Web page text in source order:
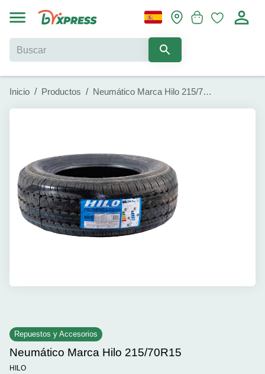
Inicio / Productos / Neumático Marca Hilo 215/70R15
Repuestos y Accesorios
Neumático Marca Hilo 215/70R15
HILO